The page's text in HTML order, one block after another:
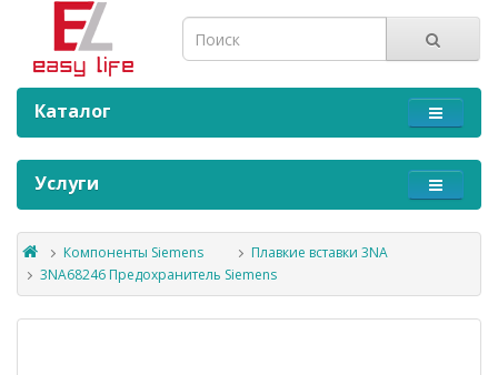
Каталог
Услуги
Компоненты Siemens
Плавкие вставки 3NA
3NA68246 Предохранитель Siemens